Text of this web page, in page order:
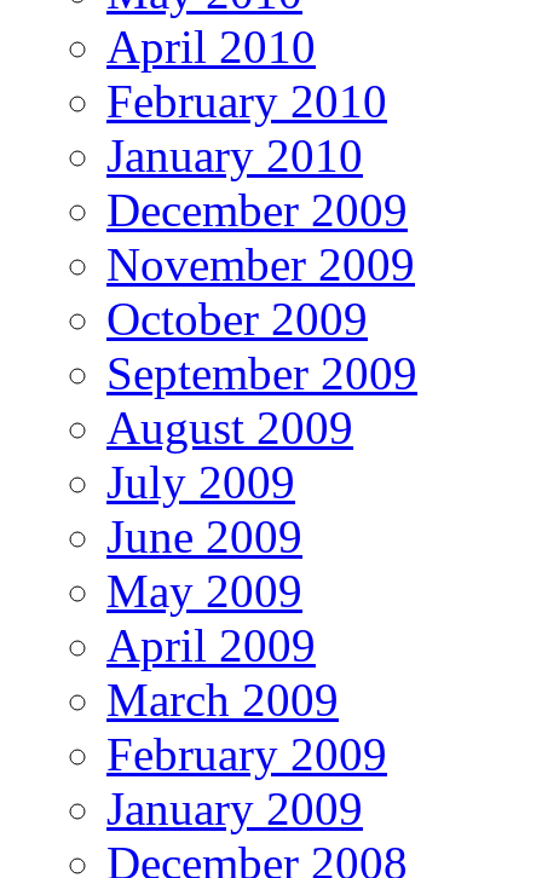
April 2010
February 2010
January 2010
December 2009
November 2009
October 2009
September 2009
August 2009
July 2009
June 2009
May 2009
April 2009
March 2009
February 2009
January 2009
December 2008